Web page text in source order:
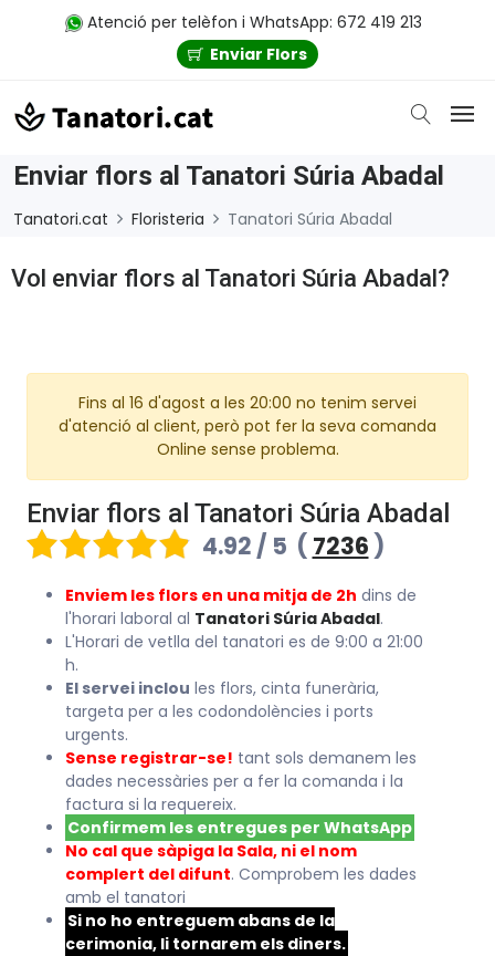
Atenció per telèfon i WhatsApp: 672 419 213
Enviar Flors
Enviar flors al Tanatori Súria Abadal
Tanatori.cat Floristeria Tanatori Súria Abadal
Vol enviar flors al Tanatori Súria Abadal?
Fins al 16 d'agost a les 20:00 no tenim servei
d'atenció al client, però pot fer la seva comanda
Online sense problema.
Enviar flors al Tanatori Súria Abadal
4.92 / 5 ( 7236 )
Enviem les flors en una mitja de 2h dins de
l'horari laboral al Tanatori Súria Abadal.
L'Horari de vetlla del tanatori es de 9:00 a 21:00
h.
El servei inclou les flors, cinta funerària,
targeta per a les codondolències i ports
urgents.
Sense registrar-se! tant sols demanem les
dades necessàries per a fer la comanda i la
factura si la requereix.
Confirmem les entregues per WhatsApp
No cal que sàpiga la Sala, ni el nom
complert del difunt. Comprobem les dades
amb el tanatori
Si no ho entreguem abans de la
cerimonia, li tornarem els diners.